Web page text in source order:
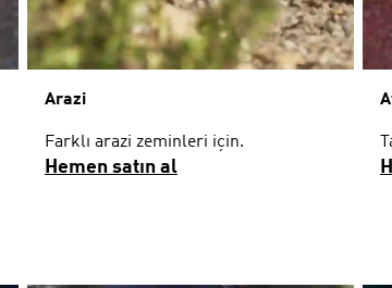
Arazi
Farklı arazi zeminleri için.
Hemen satın al